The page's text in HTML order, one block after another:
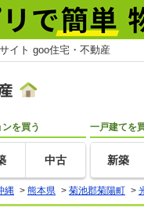
イト goo住宅・不動産
を買う
中古
一戸建てを
新築
縄 > 熊本県 > 菊池郡菊陽町 >